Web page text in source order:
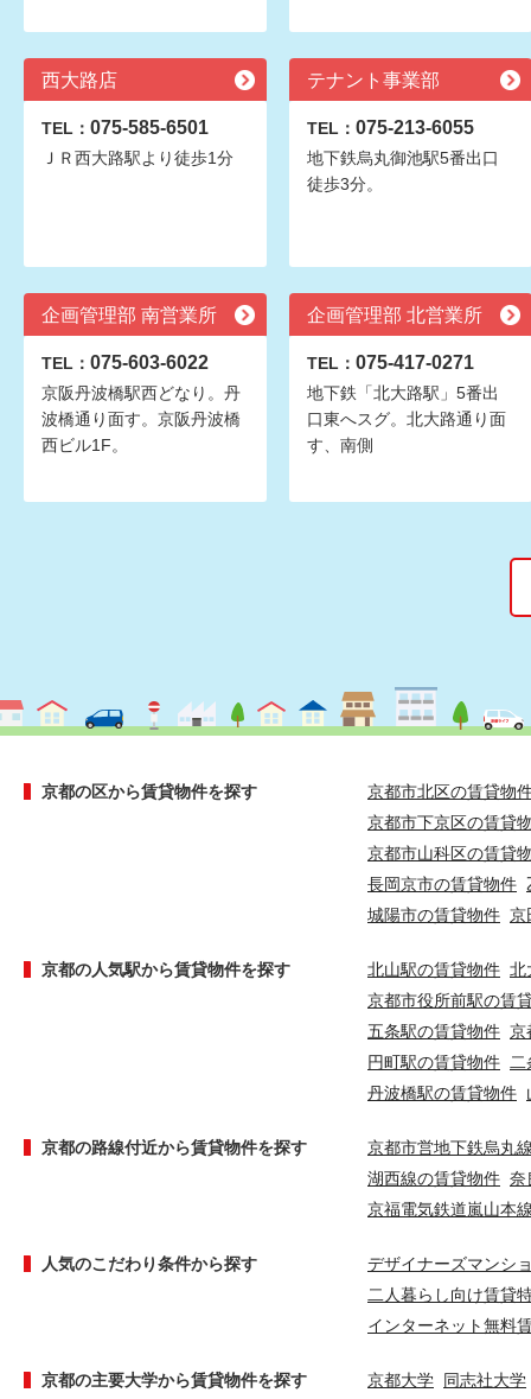
西大路店
TEL： 075-585-6501
ＪＲ西大路駅より徒歩1分
テナント事業部
TEL： 075-213-6055
地下鉄烏丸御池駅5番出口
徒歩3分。
企画管理部 南営業所
TEL： 075-603-6022
京阪丹波橋駅西どなり。丹
波橋通り面す。京阪丹波橋
西ビル1F。
企画管理部 北営業所
TEL： 075-417-0271
地下鉄「北大路駅」5番出
口東へスグ。北大路通り面
す、南側
京都の区から賃貸物件を探す
京都市北区の賃貸物
京都市下京区の賃貸
京都市山科区の賃貸
長岡京市の賃貸物件
城陽市の賃貸物件 京
京都の人気駅から賃貸物件を探す 北山駅の賃貸物件 北
京都市役所前駅の賃
五条駅の賃貸物件 京
円町駅の賃貸物件
丹波橋駅の賃貸物件
京都の路線付近から賃貸物件を探す
京都市営地下鉄烏丸
湖西線の賃貸物件 奈
京福電気鉄道嵐山本
人気のこだわり条件から探す
デザイナーズマンシ
二人暮らし向け賃貸
インターネット無料
京都の主要大学から賃貸物件を探す 京都大学 同志社大学